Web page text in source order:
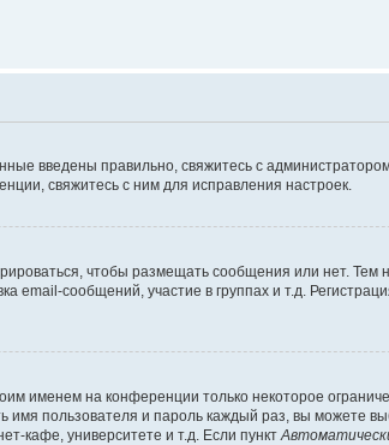
введены правильно, свяжитесь с
свяжитесь с ним для исправления настроек.
чтобы размещать сообщения или нет. Тем
сообщений, участие в группах и т.д.
именем на конференции только некоторое
имя пользователя и пароль каждый раз, вы можете
кафе, университете и т.д. Если пункт